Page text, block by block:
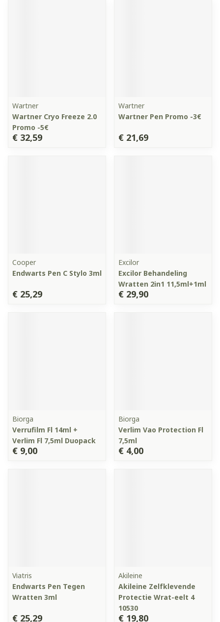
Wartner
Wartner Cryo Freeze 2.0
Promo -5€
€ 32,59
Wartner
Wartner Pen Promo -3€
€ 21,69
Cooper
Endwarts Pen C Stylo 3ml
€ 25,29
Excilor
Excilor Behandeling
Wratten 2in1 11,5ml+1ml
€ 29,90
Biorga
Verrufilm Fl 14ml +
Verlim Fl 7,5ml Duopack
€ 9,00
Biorga
Verlim Vao Protection Fl
7,5ml
€ 4,00
Viatris
Endwarts Pen Tegen
Wratten 3ml
€ 25,29
Akileine
Akileine Zelfklevende
Protectie Wrat-eelt 4
10530
€ 19,80